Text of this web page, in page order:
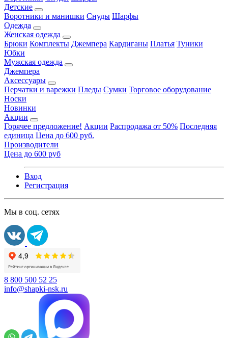
Детские
Воротники и манишки Снуды Шарфы
Одежда
Женская одежда
Брюки Комплекты Джемпера Кардиганы Платья Туники
Юбки
Мужская одежда
Джемпера
Аксессуары
Перчатки и варежки Пледы Сумки Торговое оборудование
Носки
Новинки
Акции
Горячее предложение! Акции Распродажа от 50% Последняя
единица Цена до 600 руб.
Производители
Цена до 600 руб
Вход
Регистрация
Мы в соц. сетях
8 800 500 52 25
info@shapki-nsk.ru